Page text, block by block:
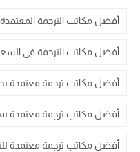
أفضل مكاتب الترجمة
أفضل مكاتب الترجمة في
أفضل مكاتب ترجمة معتمدة
أفضل مكاتب ترجمة معتمدة
أفضل مكاتب ترجمة معتمدة